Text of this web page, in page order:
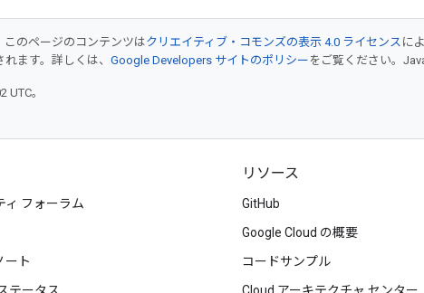
のページのコンテンツはクリエイティブ・コモンズの表示 4.0 ライセンス に
ます。詳しくは、 Google Developers サイトのポリシー をご覧ください。
UTC。
ィ フォーラム
ート
リソース
GitHub
Google Cloud の概要
コードサンプル